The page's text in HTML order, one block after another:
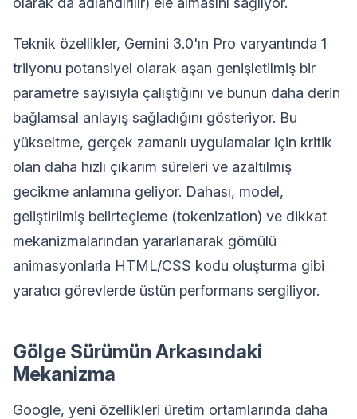
Teknik özellikler, Gemini 3.0'ın Pro varyantında 1
trilyonu potansiyel olarak aşan genişletilmiş bir
parametre sayısıyla çalıştığını ve bunun daha derin
bağlamsal anlayış sağladığını gösteriyor. Bu
yükseltme, gerçek zamanlı uygulamalar için kritik
olan daha hızlı çıkarım süreleri ve azaltılmış
gecikme anlamına geliyor. Dahası, model,
geliştirilmiş belirteçleme (tokenization) ve dikkat
mekanizmalarından yararlanarak gömülü
animasyonlarla HTML/CSS kodu oluşturma gibi
yaratıcı görevlerde üstün performans sergiliyor.
Gölge Sürümün Arkasındaki
Mekanizma
Google, yeni özellikleri üretim ortamlarında daha